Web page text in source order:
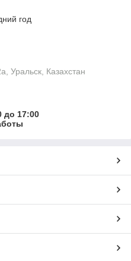
год
Уральск, Казахстан
до 17:00